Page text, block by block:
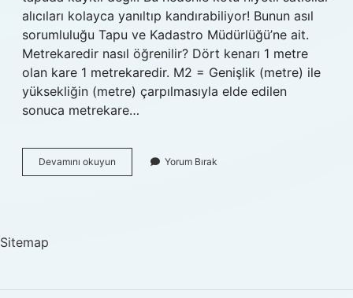
alıcıları kolayca yanıltıp kandırabiliyor! Bunun asıl
sorumluluğu Tapu ve Kadastro Müdürlüğü’ne ait.
Metrekaredir nasıl öğrenilir? Dört kenarı 1 metre
olan kare 1 metrekaredir. M2 = Genişlik (metre) ile
yüksekliğin (metre) çarpılmasıyla elde edilen
sonuca metrekare…
Devamını okuyun
Kaç
Yorum Bırak
Sitemap